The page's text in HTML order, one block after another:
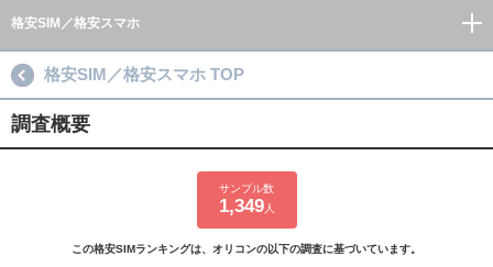
格安SIM／格安スマホ
格安SIM／格安スマホ TOP
調査概要
サンプル数
1,349人
この格安SIMランキングは、オリコンの以下の調査に基づいています。